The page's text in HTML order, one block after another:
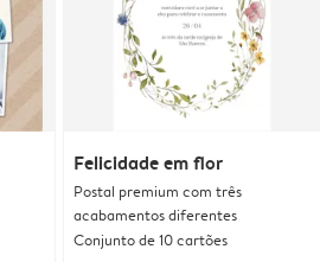
Felicidade em flor
Postal premium com três
acabamentos diferentes
Conjunto de 10 cartões